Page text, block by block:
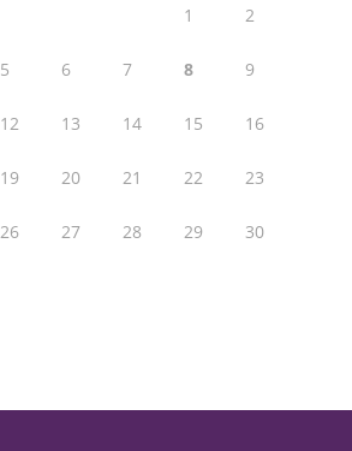
1 2
5 6 7 8 9
12 13 14 15 16
19 20 21 22 23
26 27 28 29 30